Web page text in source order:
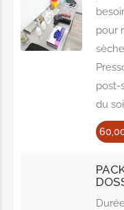
pour
post-
du